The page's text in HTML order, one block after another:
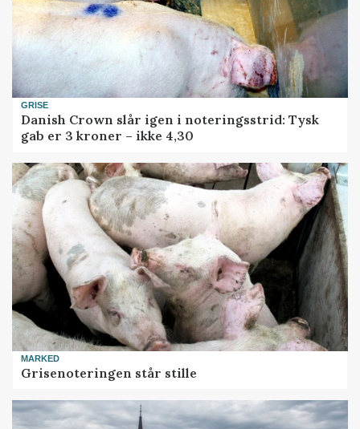
GRISE
Danish Crown slår igen i noteringsstrid: Tysk
gab er 3 kroner – ikke 4,30
MARKED
Grisenoteringen står stille